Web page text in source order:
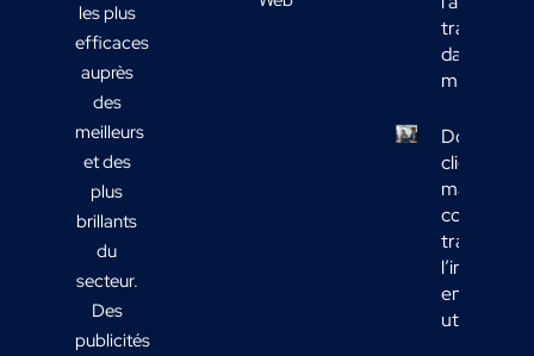
les plus
efficaces
auprès
des
meilleurs
et des
plus
brillants
du
secteur.
Des
publicités
transport
dans votre
mix média
Données
clients
marketing :
comment
en actions
utiles ?